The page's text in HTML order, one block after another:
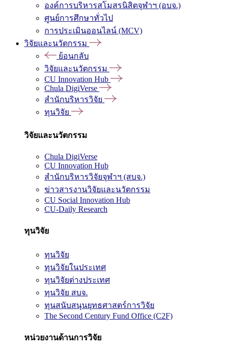
องค์การบริหารสโมสรนิสิตจุฬาฯ (อบจ.)
ศูนย์การศึกษาทั่วไป
การประเมินออนไลน์ (MCV)
วิจัยและนวัตกรรม
ย้อนกลับ
วิจัยและนวัตกรรม
CU Innovation Hub
Chula DigiVerse
สำนักบริหารวิจัย
ทุนวิจัย
วิจัยและนวัตกรรม
Chula DigiVerse
CU Innovation Hub
สำนักบริหารวิจัยจุฬาฯ (สบจ.)
ข่าวสารงานวิจัยและนวัตกรรม
CU Social Innovation Hub
CU-Daily Research
ทุนวิจัย
ทุนวิจัย
ทุนวิจัยในประเทศ
ทุนวิจัยต่างประเทศ
ทุนวิจัย สบจ.
ทุนสนับสนุนยุทธศาสตร์การวิจัย
The Second Century Fund Office (C2F)
หน่วยงานด้านการวิจัย